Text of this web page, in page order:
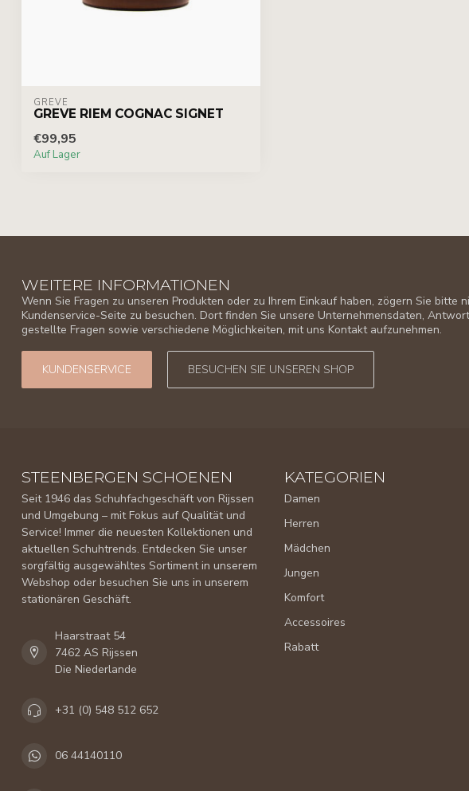
GREVE
GREVE RIEM COGNAC SIGNET
€99,95
Auf Lager
WEITERE INFORMATIONEN
Wenn Sie Fragen zu unseren Produkten oder zu Ihrem Einkauf haben, zögern Sie bitte
Kundenservice-Seite zu besuchen. Dort finden Sie unsere Unternehmensdaten,
gestellte Fragen sowie verschiedene Möglichkeiten, mit uns Kontakt aufzunehmen.
KUNDENSERVICE BESUCHEN SIE UNSEREN SHOP
STEENBERGEN SCHOENEN
Seit 1946 das Schuhfachgeschäft von Rijssen
und Umgebung – mit Fokus auf Qualität und
Service! Immer die neuesten Kollektionen und
aktuellen Schuhtrends. Entdecken Sie unser
sorgfältig ausgewähltes Sortiment in unserem
Webshop oder besuchen Sie uns in unserem
stationären Geschäft.
Haarstraat 54
7462 AS Rijssen
Die Niederlande
+31 (0) 548 512 652
06 44140110
KATEGORIEN
Damen
Herren
Mädchen
Jungen
Komfort
Accessoires
Rabatt